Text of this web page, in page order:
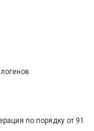
по порядку от 91